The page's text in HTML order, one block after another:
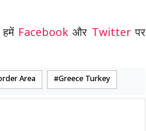
Facebookऔर Twitterपर
Area Greece Turkey